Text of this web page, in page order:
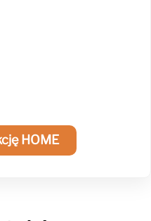
HOME